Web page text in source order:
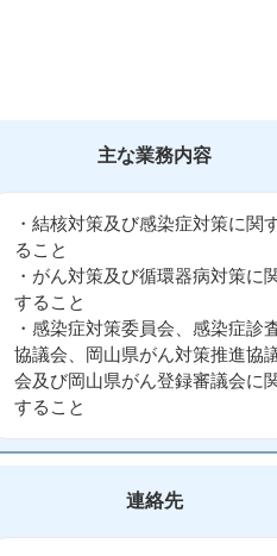
主な業務内容
・結核対策及び感染症対策に関
ること
・がん対策及び循環器病対策に
すること
・感染症対策委員会、感染症診
協議会、岡山県がん対策推進協
会及び岡山県がん登録審議会に
すること
連絡先